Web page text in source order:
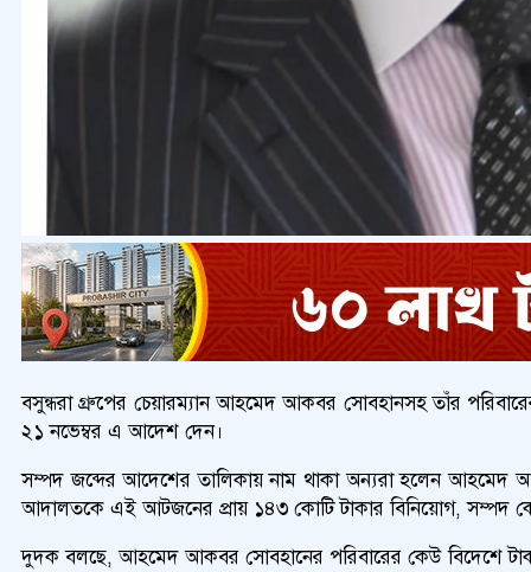
বসুন্ধরা গ্রুপের চেয়ারম্যান আহমেদ আকবর সোবহানসহ তাঁর
২১ নভেম্বর এ আদেশ দেন।
সম্পদ জব্দের আদেশের তালিকায় নাম থাকা অন্যরা হলেন আহমেদ
আদালতকে এই আটজনের প্রায় ১৪৩ কোটি টাকার বিনিয়োগ, সম্পদ
দুদক বলছে, আহমেদ আকবর সোবহানের পরিবারের কেউ বিদেশে টাকা